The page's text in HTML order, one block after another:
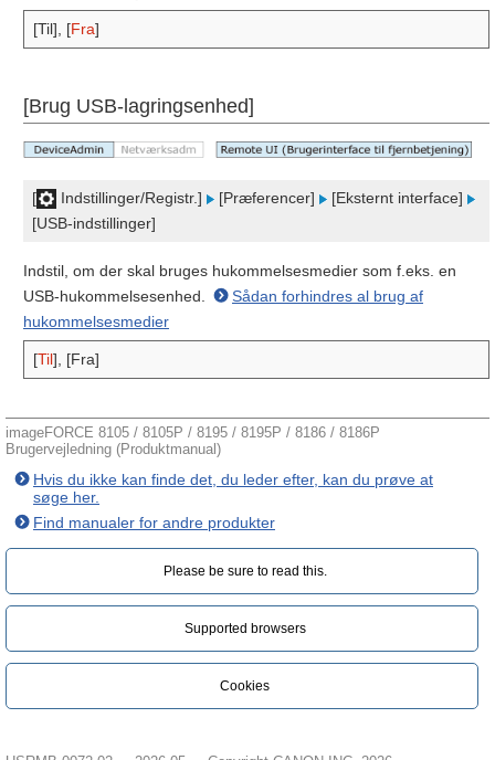
[Til], [Fra]
[Brug USB-lagringsenhed]
[ Indstillinger/Registr.] [Præferencer]
[Eksternt interface]
[USB-indstillinger]
Indstil, om der skal bruges hukommelsesmedier som f.eks. en
USB-hukommelsesenhed.
Sådan forhindres al brug af
hukommelsesmedier
[Til], [Fra]
imageFORCE 8105 / 8105P / 8195 / 8195P / 8186 / 8186P
Brugervejledning (Produktmanual)
Hvis du ikke kan finde det, du leder efter, kan du prøve at
søge her.
Find manualer for andre produkter
Please be sure to read this.‎
Supported browsers
Cookies